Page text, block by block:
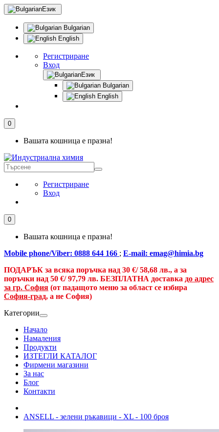
Език
Bulgarian
English
Регистриране
Вход
Език
Bulgarian
English
0
Вашата кошница е празна!
Регистриране
Вход
0
Вашата кошница е празна!
Mobile phone/Viber: 0888 644 166 ; E-mail: emag@himia.bg
ПОДАРЪК за всяка поръчка над 30 €/58,68 лв., а за
поръчки над 50 €/ 97,79 лв. БЕЗПЛАТНА доставка до адрес
за гр. София (от падащото меню за област се избира
София-град, а не София)
Категории
Начало
Намаления
Продукти
ИЗТЕГЛИ КАТАЛОГ
Фирмени магазини
За нас
Блог
Контакти
ANSELL - зелени ръкавици - XL - 100 броя